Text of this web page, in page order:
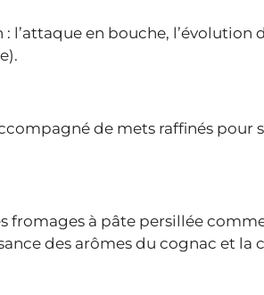
en bouche, l’évolution
de mets raffinés pour
fromages à pâte persillée
des arômes du cognac et la